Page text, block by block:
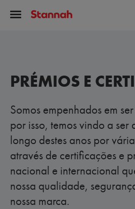
PRÉMIOS E
Somos empenhados em
por isso, temos vindo a ser
longo destes anos por
através de certificações e
nacional e internacional
nossa qualidade,
nossa marca.